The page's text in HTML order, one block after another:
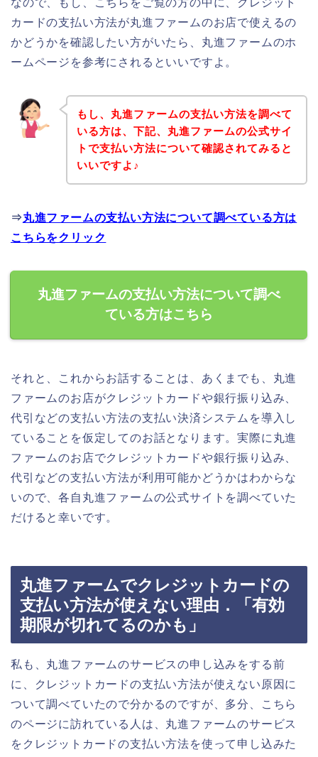
なので、もし、こちらをご覧の方の中に、クレジット
カードの支払い方法が丸進ファームのお店で使えるの
かどうかを確認したい方がいたら、丸進ファームのホ
ームページを参考にされるといいですよ。
もし、丸進ファームの支払い方法を調べて
いる方は、下記、丸進ファームの公式サイ
トで支払い方法について確認されてみると
いいですよ♪
⇒丸進ファームの支払い方法について調べている方は
こちらをクリック
丸進ファームの支払い方法について調べ
ている方はこちら
それと、これからお話することは、あくまでも、丸進
ファームのお店がクレジットカードや銀行振り込み、
代引などの支払い方法の支払い決済システムを導入し
ていることを仮定してのお話となります。実際に丸進
ファームのお店でクレジットカードや銀行振り込み、
代引などの支払い方法が利用可能かどうかはわからな
いので、各自丸進ファームの公式サイトを調べていた
だけると幸いです。
丸進ファームでクレジットカードの
支払い方法が使えない理由．「有効
期限が切れてるのかも」
私も、丸進ファームのサービスの申し込みをする前
に、クレジットカードの支払い方法が使えない原因に
ついて調べていたので分かるのですが、多分、こちら
のページに訪れている人は、丸進ファームのサービス
をクレジットカードの支払い方法を使って申し込みた